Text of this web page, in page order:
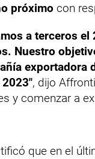
próximo con
a terceros el
Nuestro
exportadora
, dijo
y comenzar a
que en el